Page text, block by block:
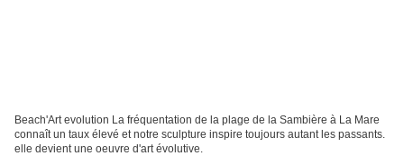
Beach'Art evolution La fréquentation de la plage de la Sambière à La Mare
connaît un taux élevé et notre sculpture inspire toujours autant les passants.
elle devient une oeuvre d'art évolutive.